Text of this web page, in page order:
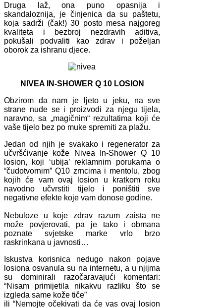
Druga laž, ona puno opasnija i
skandaloznija, je činjenica da su paštetu,
koja sadrži (čak!) 30 posto mesa najgoreg
kvaliteta i bezbroj nezdravih aditiva,
pokušali podvaliti kao zdrav i poželjan
oborok za ishranu djece.
NIVEA IN-SHOWER Q 10 LOSION
Obzirom da nam je ljeto u jeku, na sve
strane nude se i proizvodi za njegu tijela,
naravno, sa „magičnim“ rezultatima koji će
vaše tijelo bez po muke spremiti za plažu.
Jedan od njih je svakako i regenerator za
učvršćivanje kože Nivea In-Shower Q 10
losion, koji ‘ubija’ reklamnim porukama o
“čudotvornim” Q10 zrncima i mentolu, zbog
kojih će vam ovaj losion u kratkom roku
navodno učvrstiti tijelo i poništiti sve
negativne efekte koje vam donose godine.
Nebuloze u koje zdrav razum zaista ne
može povjerovati, pa je tako i obmana
poznate svjetske marke vrlo brzo
raskrinkana u javnosti…
Iskustva korisnica nedugo nakon pojave
losiona osvanula su na internetu, a u njijma
su dominirali razočaravajući komentari:
“Nisam primijetila nikakvu razliku što se
izgleda same kože tiče”
ili “Nemojte očekivati da će vas ovaj losion